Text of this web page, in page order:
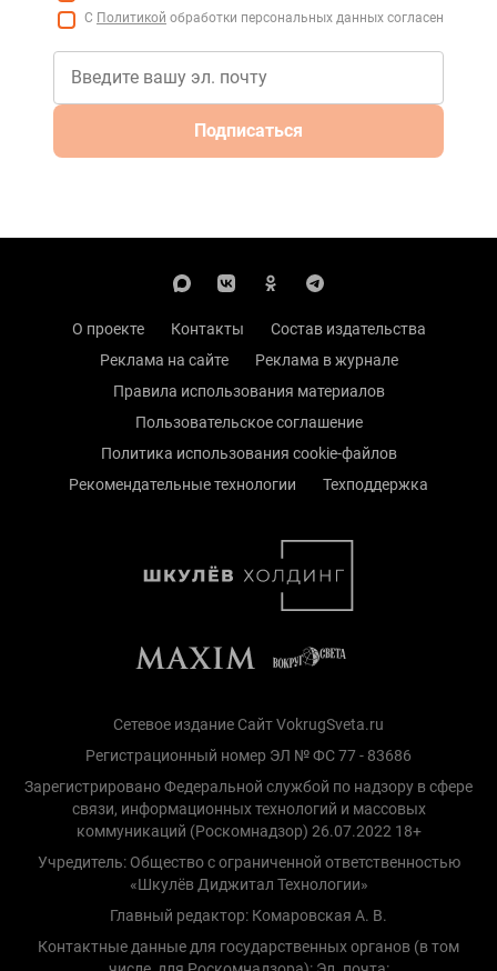
С Политикой обработки персональных данных согласен
Подписаться
О проекте Контакты
Состав издательства
Реклама на сайте
Реклама в журнале
Правила использования материалов
Пользовательское соглашение
Политика использования cookie-файлов
Рекомендательные технологии
Техподдержка
Сетевое издание Сайт VokrugSveta.ru
Регистрационный номер ЭЛ № ФС 77 - 83686
Зарегистрировано Федеральной службой по надзору в сфере
связи, информационных технологий и массовых
коммуникаций (Роскомнадзор) 26.07.2022 18+
Учредитель: Общество с ограниченной ответственностью
«Шкулёв Диджитал Технологии»
Главный редактор: Комаровская А. В.
Контактные данные для государственных органов (в том